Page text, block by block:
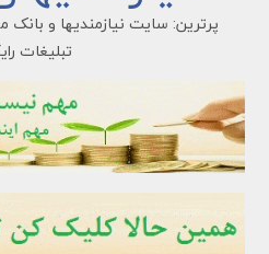
پرترین: سایت نیازمندیها و
تبلیغات